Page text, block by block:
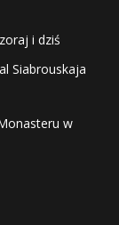
i dziś
Siabrouskaja
w